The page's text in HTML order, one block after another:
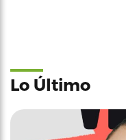
Lo Último